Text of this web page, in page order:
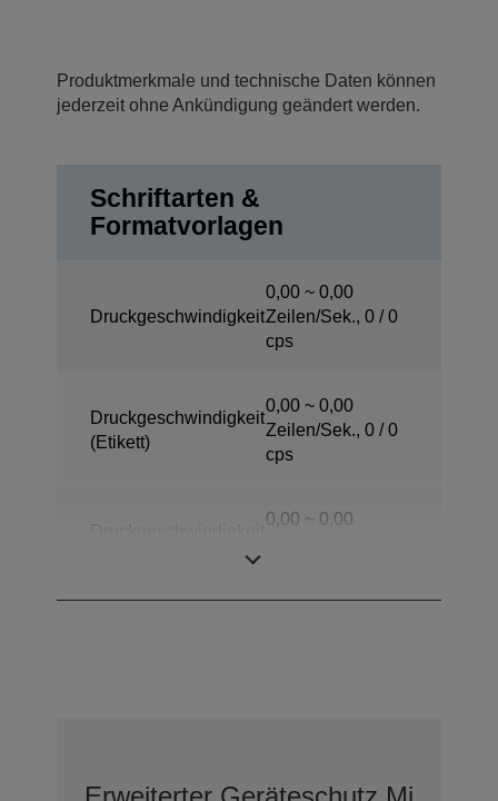
Produktmerkmale und technische Daten können
jederzeit ohne Ankündigung geändert werden.
Schriftarten &
Formatvorlagen
Druckgeschwindigkeit
0,00 ~ 0,00
Zeilen/Sek., 0 / 0
cps
Druckgeschwindigkeit
(Etikett)
0,00 ~ 0,00
Zeilen/Sek., 0 / 0
cps
0,00 ~ 0,00